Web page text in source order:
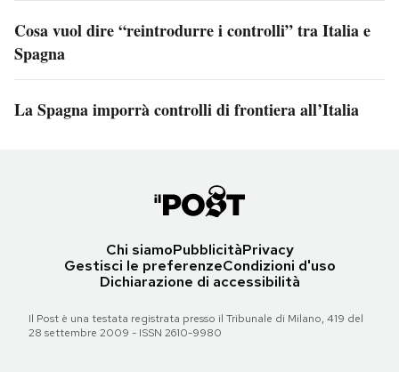
Cosa vuol dire “reintrodurre i controlli” tra Italia e
Spagna
La Spagna imporrà controlli di frontiera all’Italia
Chi siamoPubblicitàPrivacy
Gestisci le preferenzeCondizioni d'uso
Dichiarazione di accessibilità
Il Post è una testata registrata presso il Tribunale di Milano, 419 del
28 settembre 2009 - ISSN 2610-9980